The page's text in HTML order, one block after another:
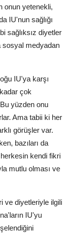
onun yetenekli,
IU'nun sağlığı
sağlıksız diyetler
sosyal medyadan
IU'ya karşı
çok
Bu yüzden onu
Ama tabii ki her
görüşler var.
bazıları da
kendi fikri
mutlu olması ve
ve diyetleriyle ilgili
IU'yu